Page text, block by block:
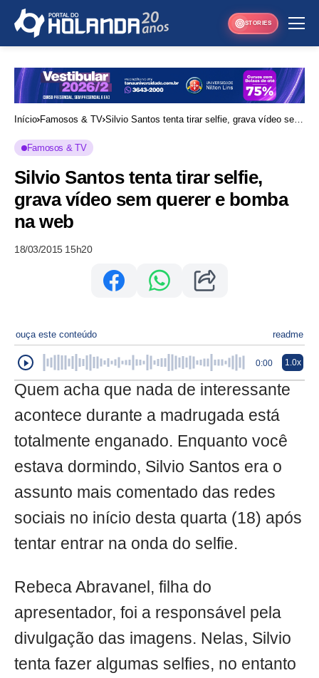
STORIES
Início Famosos & TV Silvio Santos tenta tirar selfie, grava vídeo sem
Famosos & TV
Silvio Santos tenta tirar selfie,
grava vídeo sem querer e bomba
na web
18/03/2015 15h20
ouça este conteúdo readme
0:00 1.0x
Quem acha que nada de interessante
acontece durante a madrugada está
totalmente enganado. Enquanto você
estava dormindo, Silvio Santos era o
assunto mais comentado das redes
sociais no início desta quarta (18) após
tentar entrar na onda do selfie.
Rebeca Abravanel, filha do
apresentador, foi a responsável pela
divulgação das imagens. Nelas, Silvio
tenta fazer algumas selfies, no entanto